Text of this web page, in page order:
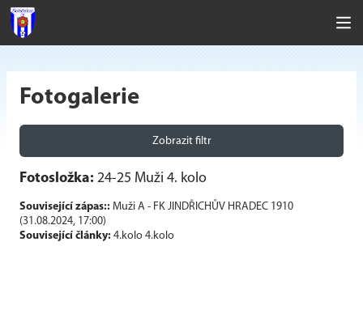
Fotogalerie
Zobrazit filtr
Fotosložka: 24-25 Muži 4. kolo
Související zápas:: Muži A - FK JINDŘICHŮV HRADEC 1910
(31.08.2024, 17:00)
Související články: 4.kolo 4.kolo